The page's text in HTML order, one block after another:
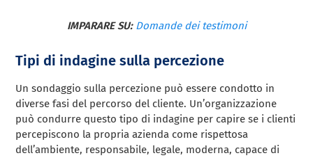
IMPARARE SU: Domande dei testimoni
Tipi di indagine sulla percezione
Un sondaggio sulla percezione può essere condotto in
diverse fasi del percorso del cliente. Un’organizzazione
può condurre questo tipo di indagine per capire se i clienti
percepiscono la propria azienda come rispettosa
dell’ambiente, responsabile, legale, moderna, capace di